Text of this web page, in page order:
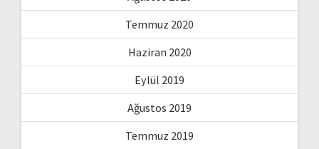
Temmuz 2020
Haziran 2020
Eylül 2019
Ağustos 2019
Temmuz 2019